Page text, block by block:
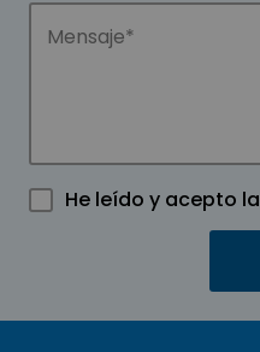
He leído y acepto la